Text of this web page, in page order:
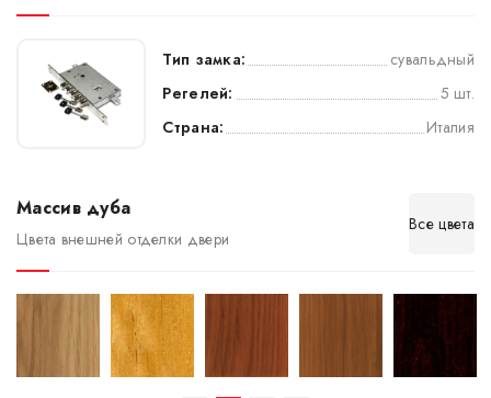
Тип замка:
сувальдный
Регелей:
5 шт.
Страна:
Италия
Массив дуба
Цвета внешней отделки двери
Все цвета